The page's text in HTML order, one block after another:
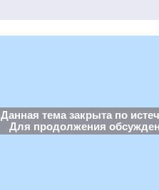
Данная тема закрыта по
Для продолжения